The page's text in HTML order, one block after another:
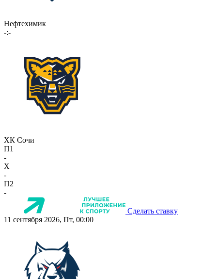
Нефтехимик
-:-
ХК Сочи
П1
-
X
-
П2
-
Сделать ставку
11 сентября 2026, Пт, 00:00